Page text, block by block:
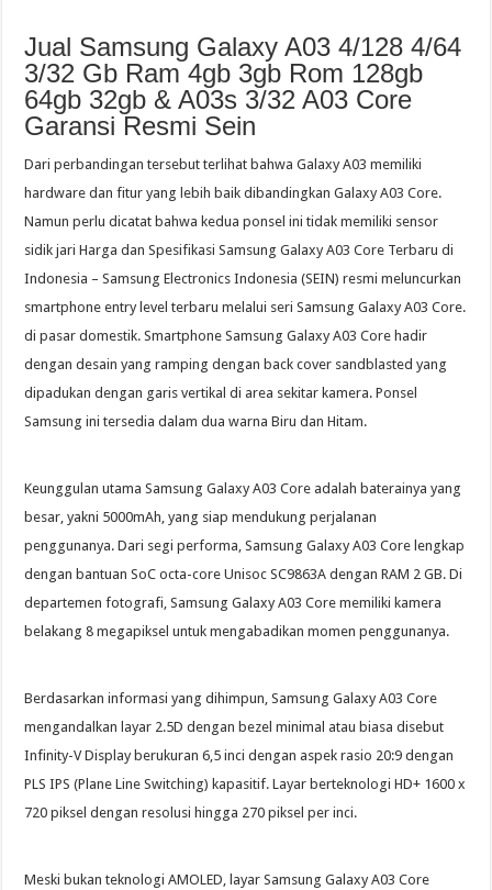
Jual Samsung Galaxy A03 4/128 4/64
3/32 Gb Ram 4gb 3gb Rom 128gb
64gb 32gb & A03s 3/32 A03 Core
Garansi Resmi Sein
Dari perbandingan tersebut terlihat bahwa Galaxy A03 memiliki
hardware dan fitur yang lebih baik dibandingkan Galaxy A03 Core.
Namun perlu dicatat bahwa kedua ponsel ini tidak memiliki sensor
sidik jari Harga dan Spesifikasi Samsung Galaxy A03 Core Terbaru di
Indonesia – Samsung Electronics Indonesia (SEIN) resmi meluncurkan
smartphone entry level terbaru melalui seri Samsung Galaxy A03 Core.
di pasar domestik. Smartphone Samsung Galaxy A03 Core hadir
dengan desain yang ramping dengan back cover sandblasted yang
dipadukan dengan garis vertikal di area sekitar kamera. Ponsel
Samsung ini tersedia dalam dua warna Biru dan Hitam.
Keunggulan utama Samsung Galaxy A03 Core adalah baterainya yang
besar, yakni 5000mAh, yang siap mendukung perjalanan
penggunanya. Dari segi performa, Samsung Galaxy A03 Core lengkap
dengan bantuan SoC octa-core Unisoc SC9863A dengan RAM 2 GB. Di
departemen fotografi, Samsung Galaxy A03 Core memiliki kamera
belakang 8 megapiksel untuk mengabadikan momen penggunanya.
Berdasarkan informasi yang dihimpun, Samsung Galaxy A03 Core
mengandalkan layar 2.5D dengan bezel minimal atau biasa disebut
Infinity-V Display berukuran 6,5 inci dengan aspek rasio 20:9 dengan
PLS IPS (Plane Line Switching) kapasitif. Layar berteknologi HD+ 1600 x
720 piksel dengan resolusi hingga 270 piksel per inci.
Meski bukan teknologi AMOLED, layar Samsung Galaxy A03 Core